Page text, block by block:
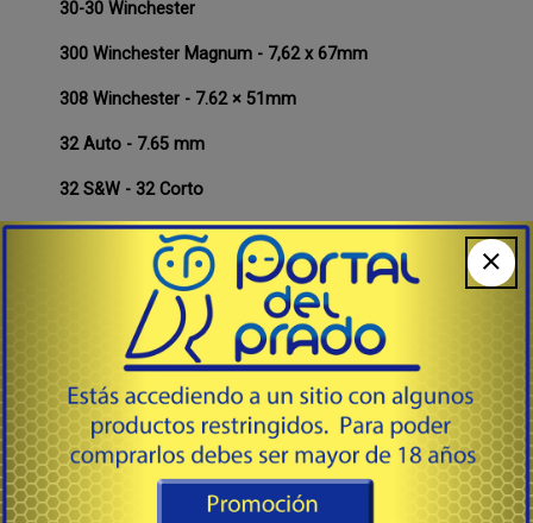
30-30 Winchester
300 Winchester Magnum - 7,62 x 67mm
308 Winchester - 7.62 × 51mm
32 Auto - 7.65 mm
32 S&W - 32 Corto
32 S&WL - 32 Largo
32-20 Winchester
338 Winchester Magnum
35 Whelen
357 S&W Magnum
357 SIG - 9 × 22 mm
375 Holland & Holland Magnum